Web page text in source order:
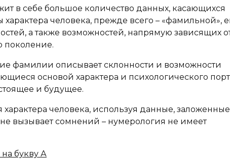
в себе большое количество данных, касающихся
человека, прежде всего – «фамильной»,
а также возможностей, напрямую зависящих
поколение.
фамилии описывает склонности и возможности
основой характера и психологического
и будущее.
человека, используя данные, заложенные
вызывает сомнений – нумерология не имеет
букву А